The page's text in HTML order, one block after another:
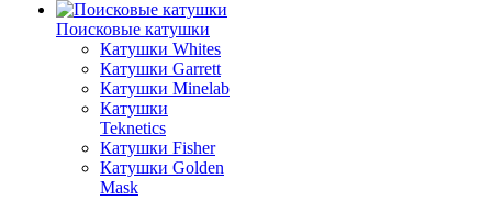
Поисковые катушки
Катушки Whites
Катушки Garrett
Катушки Minelab
Катушки
Teknetics
Катушки Fisher
Катушки Golden
Mask